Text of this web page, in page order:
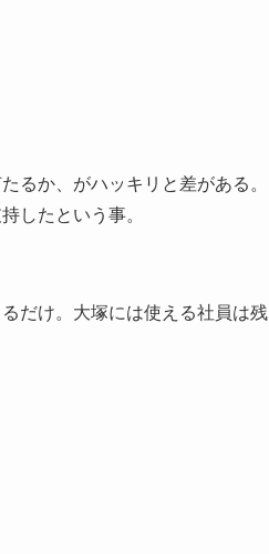
るか、がハッキリと差がある。
したという事。
だけ。大塚には使える社員は残